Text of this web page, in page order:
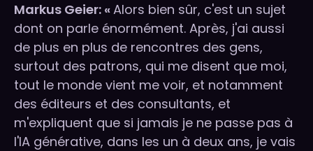
Markus Geier: «Alors bien sûr, c'est un sujet
dont on parle énormément. Après, j'ai aussi
de plus en plus de rencontres des gens,
surtout des patrons, qui me disent que moi,
tout le monde vient me voir, et notamment
des éditeurs et des consultants, et
m'expliquent que si jamais je ne passe pas à
l'IA générative, dans les un à deux ans, je vais